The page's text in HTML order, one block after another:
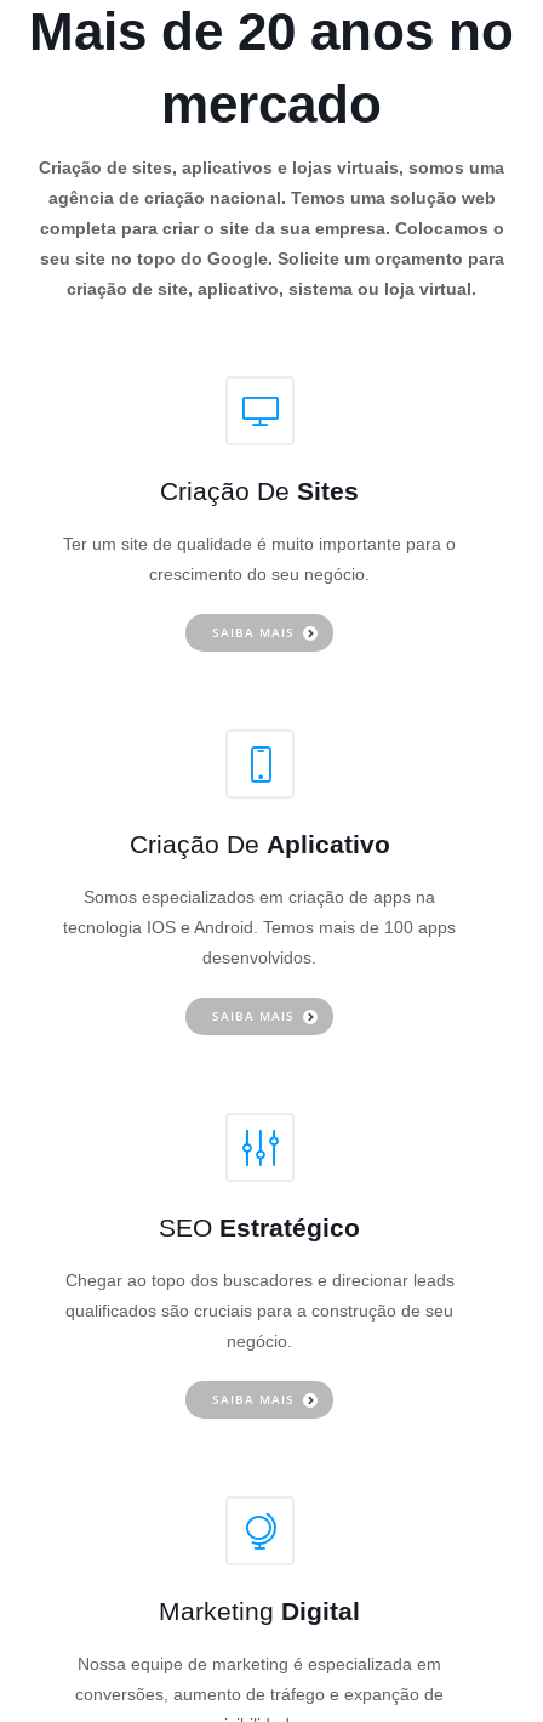
Mais de 20 anos no
mercado
Criação de sites, aplicativos e lojas virtuais, somos uma
agência de criação nacional. Temos uma solução web
completa para criar o site da sua empresa. Colocamos o
seu site no topo do Google. Solicite um orçamento para
criação de site, aplicativo, sistema ou loja virtual.
Criação De Sites
Ter um site de qualidade é muito importante para o
crescimento do seu negócio.
SAIBA MAIS
Criação De Aplicativo
Somos especializados em criação de apps na
tecnologia IOS e Android. Temos mais de 100 apps
desenvolvidos.
SAIBA MAIS
SEO Estratégico
Chegar ao topo dos buscadores e direcionar leads
qualificados são cruciais para a construção de seu
negócio.
SAIBA MAIS
Marketing Digital
Nossa equipe de marketing é especializada em
conversões, aumento de tráfego e expanção de